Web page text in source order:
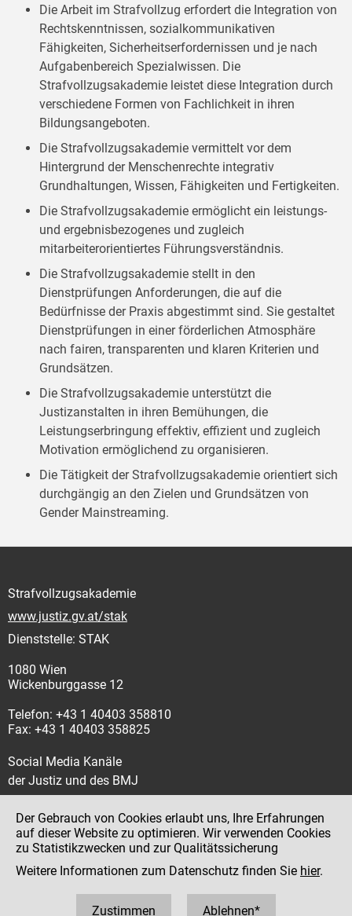
Die Arbeit im Strafvollzug erfordert die Integration von
Rechtskenntnissen, sozialkommunikativen
Fähigkeiten, Sicherheitserfordernissen und je nach
Aufgabenbereich Spezialwissen. Die
Strafvollzugsakademie leistet diese Integration durch
verschiedene Formen von Fachlichkeit in ihren
Bildungsangeboten.
Die Strafvollzugsakademie vermittelt vor dem
Hintergrund der Menschenrechte integrativ
Grundhaltungen, Wissen, Fähigkeiten und Fertigkeiten.
Die Strafvollzugsakademie ermöglicht ein leistungs-
und ergebnisbezogenes und zugleich
mitarbeiterorientiertes Führungsverständnis.
Die Strafvollzugsakademie stellt in den
Dienstprüfungen Anforderungen, die auf die
Bedürfnisse der Praxis abgestimmt sind. Sie gestaltet
Dienstprüfungen in einer förderlichen Atmosphäre
nach fairen, transparenten und klaren Kriterien und
Grundsätzen.
Die Strafvollzugsakademie unterstützt die
Justizanstalten in ihren Bemühungen, die
Leistungserbringung effektiv, effizient und zugleich
Motivation ermöglichend zu organisieren.
Die Tätigkeit der Strafvollzugsakademie orientiert sich
durchgängig an den Zielen und Grundsätzen von
Gender Mainstreaming.
Strafvollzugsakademie
www.justiz.gv.at/stak
Dienststelle: STAK
1080 Wien
Wickenburggasse 12
Telefon: +43 1 40403 358810
Fax: +43 1 40403 358825
Social Media Kanäle
der Justiz und des BMJ
Impressum
Datenschutz
Der Gebrauch von Cookies erlaubt uns, Ihre Erfahrungen
auf dieser Website zu optimieren. Wir verwenden Cookies
zu Statistikzwecken und zur Qualitätssicherung
Weitere Informationen zum Datenschutz finden Sie hier.
Zustimmen Ablehnen*